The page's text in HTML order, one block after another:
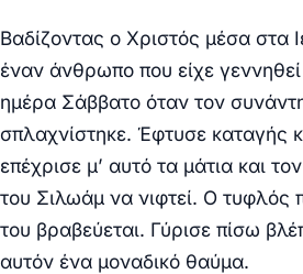
Βαδίζοντας ο Χριστός μέσα στα
έναν άνθρωπο που είχε
ημέρα Σάββατο όταν τον
σπλαχνίστηκε. Έφτυσε καταγής
επέχρισε μ’ αυτό τα μάτια και
του Σιλωάμ να νιφτεί. Ο τυφλός
του βραβεύεται. Γύρισε πίσω
αυτόν ένα μοναδικό θαύμα.